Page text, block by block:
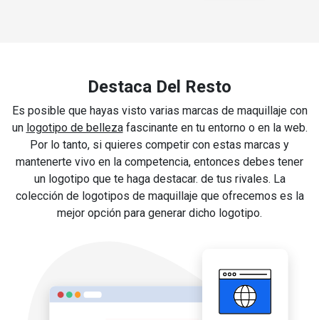
Destaca Del Resto
Es posible que hayas visto varias marcas de maquillaje con
un logotipo de bellezafascinante en tu entorno o en la web.
Por lo tanto, si quieres competir con estas marcas y
mantenerte vivo en la competencia, entonces debes tener
un logotipo que te haga destacar. de tus rivales. La
colección de logotipos de maquillaje que ofrecemos es la
mejor opción para generar dicho logotipo.